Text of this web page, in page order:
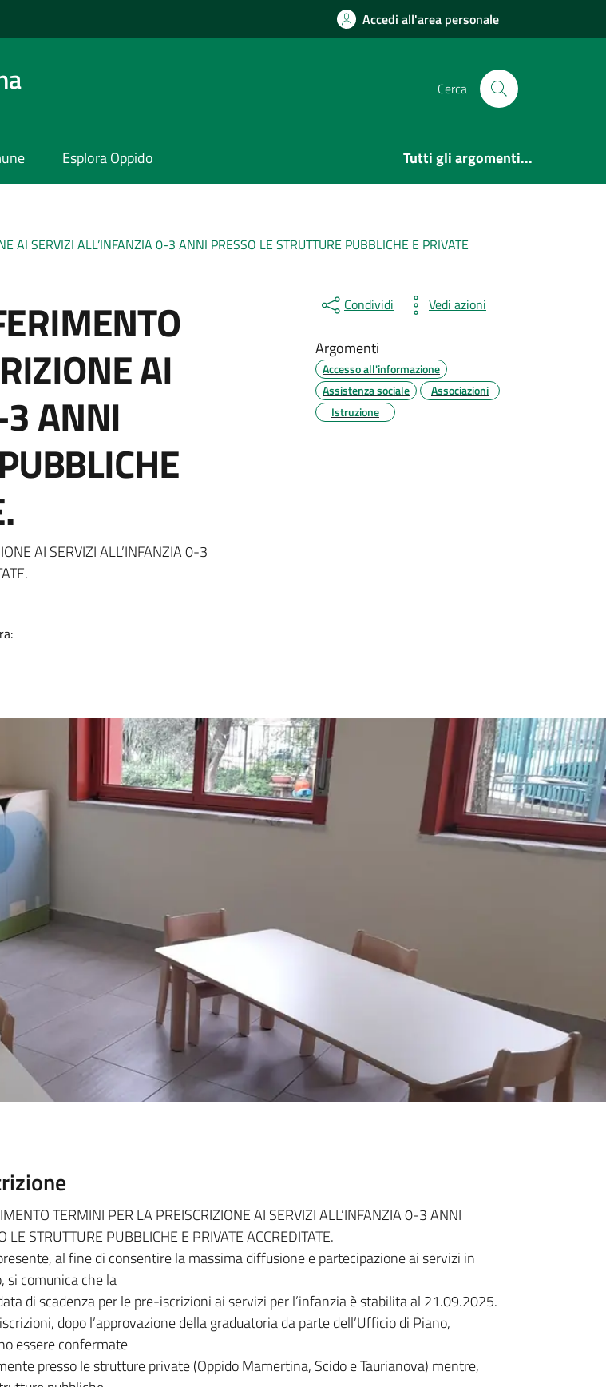
Accedi all'area personale
Cerca
Esplora Oppido Tutti gli argomenti...
SERVIZI ALL’INFANZIA 0-3 ANNI PRESSO LE STRUTTURE PUBBLICHE E PRIVATE
AI
3 ANNI
AI SERVIZI ALL’INFANZIA 0-3
Condividi Vedi azioni
Argomenti
Accesso all'informazione
Assistenza sociale
Associazioni
Istruzione
TERMINI PER LA PREISCRIZIONE AI SERVIZI ALL’INFANZIA 0-3 ANNI
LE STRUTTURE PUBBLICHE E PRIVATE ACCREDITATE.
al fine di consentire la massima diffusione e partecipazione ai servizi in
si comunica che la
di scadenza per le pre-iscrizioni ai servizi per l’infanzia è stabilita al 21.09.2025.
dopo l’approvazione della graduatoria da parte dell’Ufficio di Piano,
essere confermate
presso le strutture private (Oppido Mamertina, Scido e Taurianova) mentre,